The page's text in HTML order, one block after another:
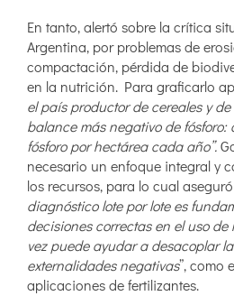
En tanto, alertó sobre la crítica
Argentina, por problemas de
compactación, pérdida de
en la nutrición. Para graficarlo
el país productor de cereales y
balance más negativo de fósforo:
fósforo por hectárea cada año”.
necesario un enfoque integral y
los recursos, para lo cual
diagnóstico lote por lote es
decisiones correctas en el uso
vez puede ayudar a desacoplar
externalidades negativas”, como
aplicaciones de fertilizantes.